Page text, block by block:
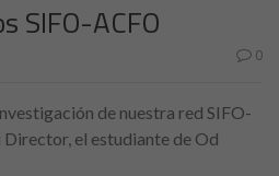
SIFO-ACFO
0
de nuestra red SIFO-
el estudiante de Od